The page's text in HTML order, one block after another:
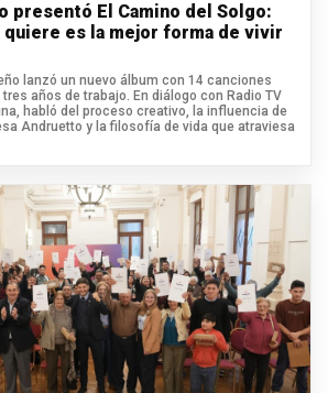
presentó El Camino del Solgo:
quiere es la mejor forma de vivir
lanzó un nuevo álbum con 14 canciones
años de trabajo. En diálogo con Radio TV
habló del proceso creativo, la influencia de
Andruetto y la filosofía de vida que atraviesa